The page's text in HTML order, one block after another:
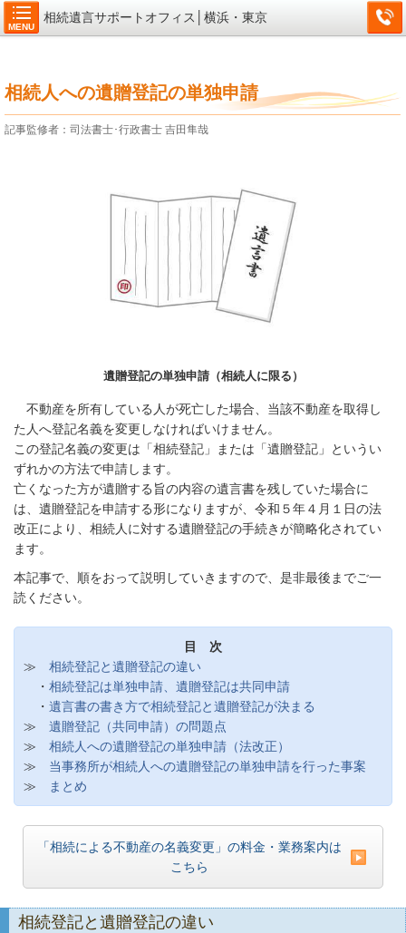
MENU
相続遺言サポートオフィス│横浜・東京
相続人への遺贈登記の単独申請
記事監修者：司法書士･行政書士 吉田隼哉
遺贈登記の単独申請（相続人に限る）
不動産を所有している人が死亡した場合、当該不動産を取得し
た人へ登記名義を変更しなければいけません。
この登記名義の変更は「相続登記」または「遺贈登記」というい
ずれかの方法で申請します。
亡くなった方が遺贈する旨の内容の遺言書を残していた場合に
は、遺贈登記を申請する形になりますが、令和５年４月１日の法
改正により、相続人に対する遺贈登記の手続きが簡略化されてい
ます。
本記事で、順をおって説明していきますので、是非最後までご一
読ください。
目 次
≫ 相続登記と遺贈登記の違い
・ 相続登記は単独申請、遺贈登記は共同申請
・ 遺言書の書き方で相続登記と遺贈登記が決まる
≫ 遺贈登記（共同申請）の問題点
≫ 相続人への遺贈登記の単独申請（法改正）
≫ 当事務所が相続人への遺贈登記の単独申請を行った事案
≫
まとめ
「相続による不動産の名義変更」の料金・業務案内は
こちら
相続登記と遺贈登記の違い